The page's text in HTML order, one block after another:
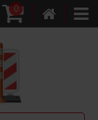
קטגוריות
0